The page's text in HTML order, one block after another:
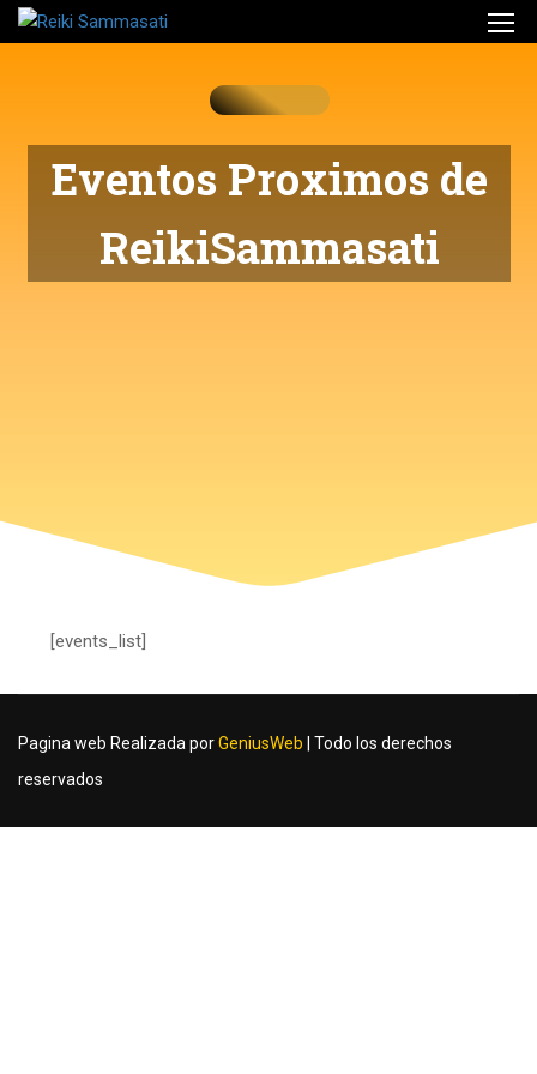
Eventos Proximos de
ReikiSammasati
[events_list]
Pagina web Realizada porGeniusWeb | Todo los derechos
reservados